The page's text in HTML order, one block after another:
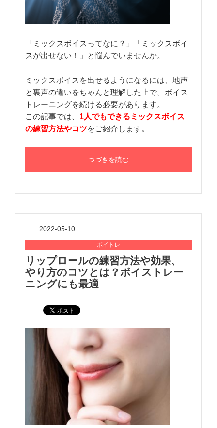
「ミックスボイスってなに？」「ミックスボイ
スが出せない！」と悩んでいませんか。
ミックスボイスを出せるようになるには、地声
と裏声の違いをちゃんと理解した上で、ボイス
トレーニングを続ける必要があります。
この記事では、 1人でもできるミックスボイス
の練習方法やコツをご紹介します。
つづきを読む
2022-05-10
ボイトレ
リップロールの練習方法や効果、
やり方のコツとは？ボイストレー
ニングにも最適